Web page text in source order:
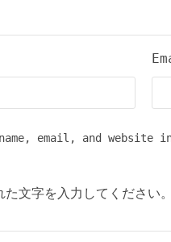
name, email, and
た文字を入力してください。